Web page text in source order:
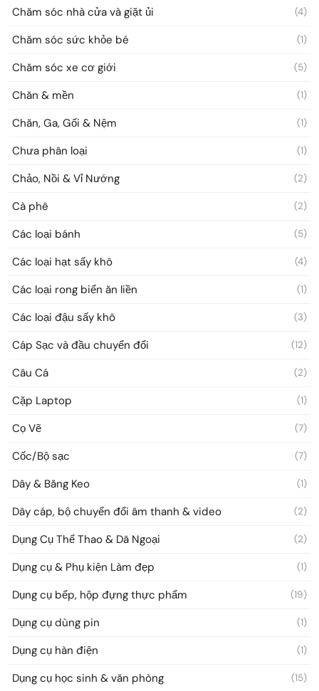
Chăm sóc nhà cửa và giặt ủi (4)
Chăm sóc sức khỏe bé (1)
Chăm sóc xe cơ giới (5)
Chăn & mền (1)
Chăn, Ga, Gối & Nệm (1)
Chưa phân loại (1)
Chảo, Nồi & Vỉ Nướng (2)
Cà phê (2)
Các loại bánh (5)
Các loại hạt sấy khô (4)
Các loại rong biển ăn liền (1)
Các loại đậu sấy khô (3)
Cáp Sạc và đầu chuyển đổi (12)
Câu Cá (2)
Cặp Laptop (1)
Cọ Vẽ (7)
Cốc/Bộ sạc (7)
Dây & Băng Keo (1)
Dây cáp, bộ chuyển đổi âm thanh & video (2)
Dụng Cụ Thể Thao & Dã Ngoại (2)
Dụng cụ & Phụ kiện Làm đẹp (1)
Dụng cụ bếp, hộp đựng thực phẩm (19)
Dụng cụ dùng pin (1)
Dụng cụ hàn điện (1)
Dụng cụ học sinh & văn phòng (15)